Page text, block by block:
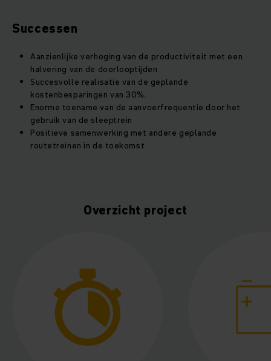
Successen
Aanzienlijke verhoging van de productiviteit met een
halvering van de doorlooptijden
Succesvolle realisatie van de geplande
kostenbesparingen van 30%.
Enorme toename van de aanvoerfrequentie door het
gebruik van de sleeptrein
Positieve samenwerking met andere geplande
routetreinen in de toekomst
Overzicht project